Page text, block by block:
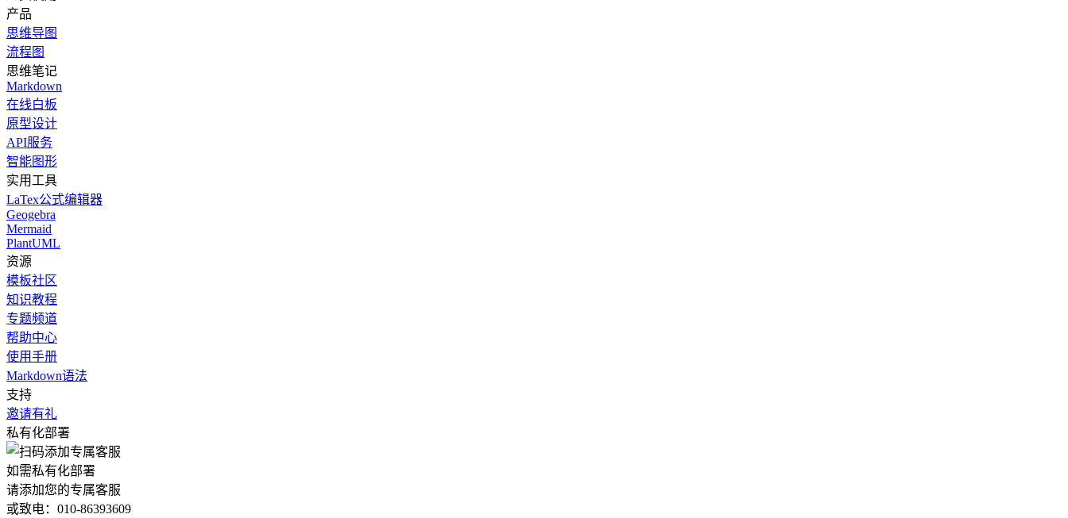
产品
思维导图
流程图
思维笔记
Markdown
在线白板
原型设计
API服务
智能图形
实用工具
LaTex公式编辑器
Geogebra
Mermaid
PlantUML
资源
模板社区
知识教程
专题频道
帮助中心
使用手册
Markdown语法
支持
邀请有礼
私有化部署
如需私有化部署
请添加您的专属客服
或致电：010-86393609